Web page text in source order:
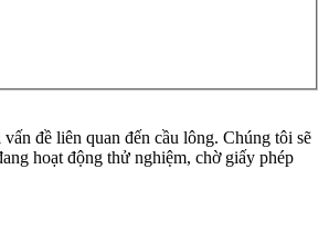
đề liên quan đến cầu lông. Chúng tôi sẽ
hoạt động thử nghiệm, chờ giấy phép